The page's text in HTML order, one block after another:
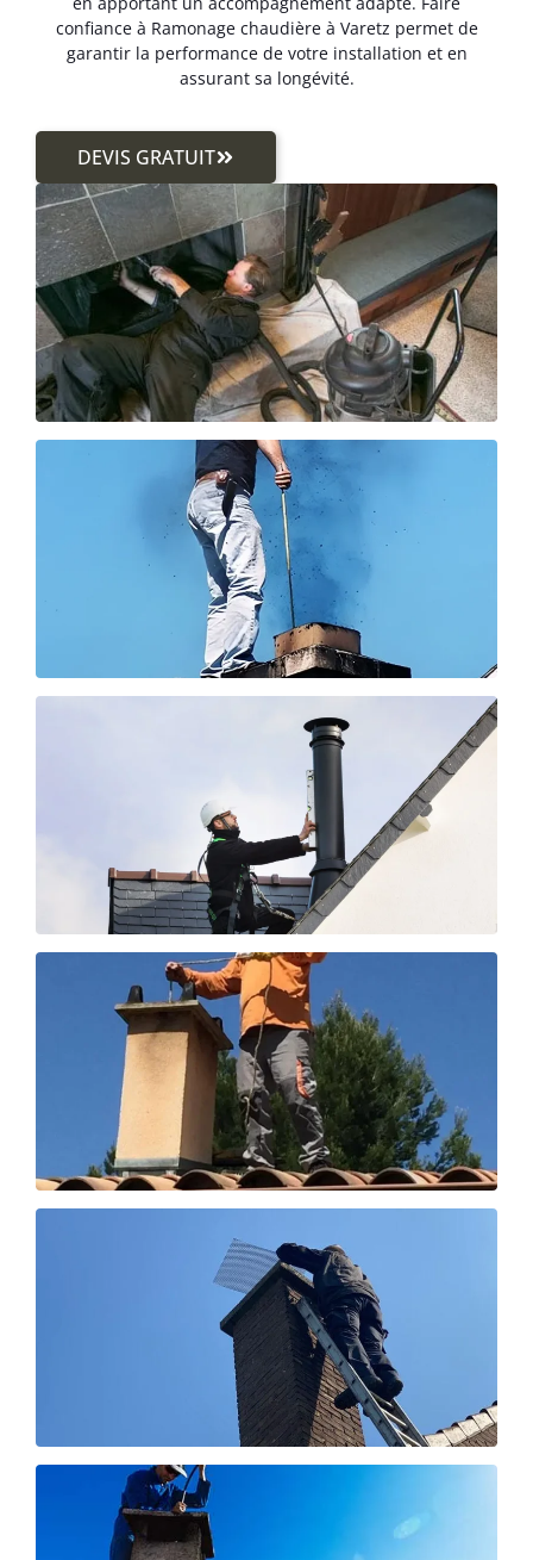
confiance à Ramonage chaudière à Varetz permet de
garantir la performance de votre installation et en
assurant sa longévité.
DEVIS GRATUIT